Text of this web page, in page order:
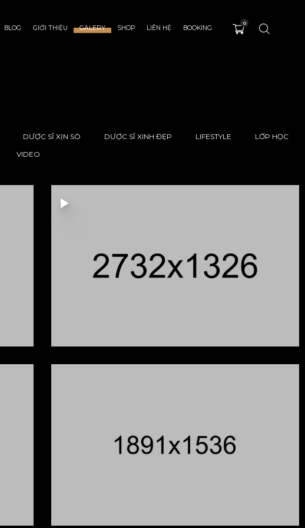
BLOG GIỚI THIỆU GALERY SHOP LIÊN HỆ BOOKING
0
DƯỢC SĨ XỊN SÒ DƯỢC SĨ XINH ĐẸP LIFESTYLE
LỚP HỌC
VIDEO